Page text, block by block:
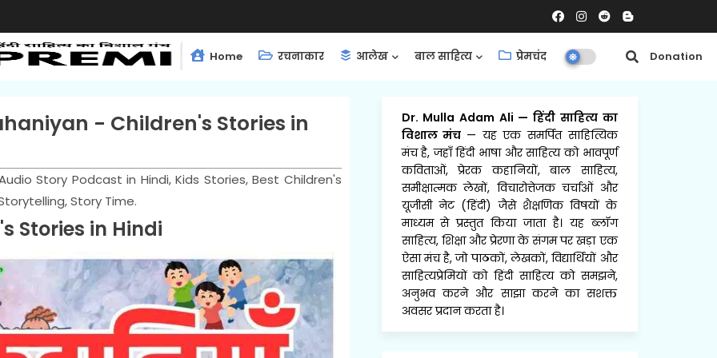
Home रचनाकार आलेख बाल साहित्य प्रेमचंद समीक्षाएँ Donation
- Children's Stories in
Story Podcast in Hindi, Kids Stories, Best Children's
Story Time.
Stories in Hindi
Dr. Mulla Adam Ali —हिंदी साहित्य का
विशाल मंच — यह एक समर्पित साहित्यिक
मंच है, जहाँ हिंदी भाषा और साहित्य को भावपूर्ण
कविताओं, प्रेरक कहानियों, बाल साहित्य,
समीक्षात्मक लेखों, विचारोत्तेजक चर्चाओं और
यूजीसी नेट (हिंदी) जैसे शैक्षणिक विषयों के
माध्यम से प्रस्तुत किया जाता है। यह ब्लॉग
साहित्य, शिक्षा और प्रेरणा के संगम पर खड़ा एक
ऐसा मंच है, जो पाठकों, लेखकों, विद्यार्थियों और
साहित्यप्रेमियों को हिंदी साहित्य को समझने,
अनुभव करने और साझा करने का सशक्त
अवसर प्रदान करता है।